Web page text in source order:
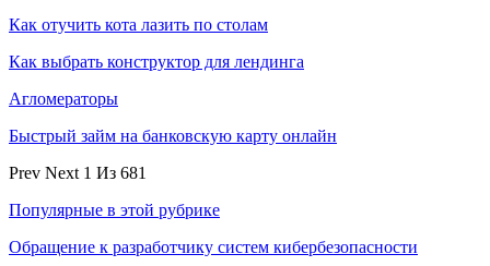
Как отучить кота лазить по столам
Как выбрать конструктор для лендинга
Агломераторы
Быстрый займ на банковскую карту онлайн
Prev Next 1 Из 681
Популярные в этой рубрике
Обращение к разработчику систем кибербезопасности